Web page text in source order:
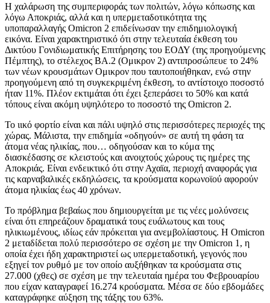
Η χαλάρωση της συμπεριφοράς των πολιτών, λόγω κόπωσης και
λόγω Αποκριάς, αλλά και η υπερμεταδοτικότητα της
υποπαραλλαγής Omicron 2 επιδείνωσαν την επιδημιολογική
εικόνα. Είναι χαρακτηριστικό ότι στην τελευταία έκθεση του
Δικτύου Γονιδιωματικής Επιτήρησης του ΕΟΔΥ (της προηγούμενης
Πέμπτης), το στέλεχος ΒΑ.2 (Ομικρον 2) αντιπροσώπευε το 24%
των νέων κρουσμάτων Ομικρον που ταυτοποιήθηκαν, ενώ στην
προηγούμενη από τη συγκεκριμένη έκθεση, το αντίστοιχο ποσοστό
ήταν 11%. Πλέον εκτιμάται ότι έχει ξεπεράσει το 50% και κατά
τόπους είναι ακόμη υψηλότερο το ποσοστό της Omicron 2.
Το ιικό φορτίο είναι και πάλι υψηλό στις περισσότερες περιοχές της
χώρας. Μάλιστα, την επιδημία «οδηγούν» σε αυτή τη φάση τα
άτομα νέας ηλικίας, που… οδηγούσαν και το κύμα της
διασκέδασης σε κλειστούς και ανοιχτούς χώρους τις ημέρες της
Αποκριάς. Είναι ενδεικτικό ότι στην Αχαϊα, περιοχή αναφοράς για
τις καρναβαλικές εκδηλώσεις, τα κρούσματα κορωνοϊού αφορούν
άτομα ηλικίας έως 40 χρόνων.
Το πρόβλημα βεβαίως που δημιουργείται με τις νέες μολύνσεις
είναι ότι επηρεάζουν δραματικά τους ευάλωτους και τους
ηλικιωμένους, ιδίως εάν πρόκειται για ανεμβολίαστους. Η Omicron
2 μεταδίδεται πολύ περισσότερο σε σχέση με την Omicron 1, η
οποία έχει ήδη χαρακτηριστεί ως υπερμεταδοτική, γεγονός που
εξηγεί τον ρυθμό με τον οποίο αυξήθηκαν τα κρούσματα στις
27.000 (χθες) σε σχέση με την τελευταία ημέρα του Φεβρουαρίου
που είχαν καταγραφεί 16.274 κρούσματα. Μέσα σε δύο εβδομάδες
καταγράφηκε αύξηση της τάξης του 63%.